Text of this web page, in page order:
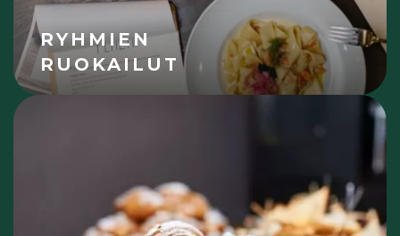
RYHMIEN
RUOKAILUT